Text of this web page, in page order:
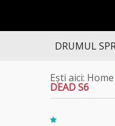
DRUMUL
Ești aici: Home
DEAD S6